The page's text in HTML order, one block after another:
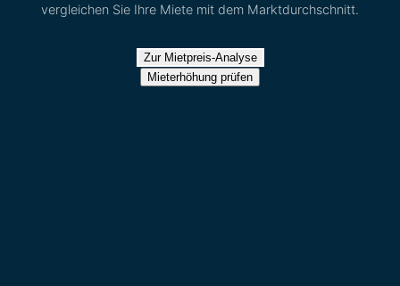
vergleichen Sie Ihre Miete mit dem Marktdurchschnitt.
Zur Mietpreis-Analyse
Mieterhöhung prüfen